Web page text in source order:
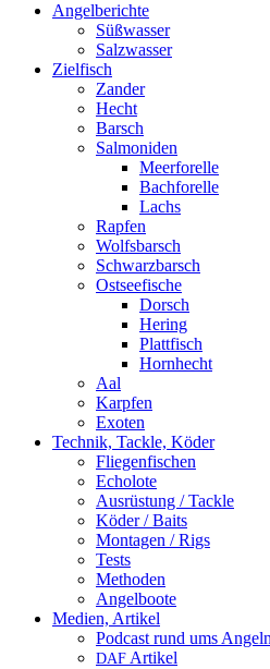
Angelberichte
Süßwasser
Salzwasser
Zielfisch
Zander
Hecht
Barsch
Salmoniden
Meerforelle
Bachforelle
Lachs
Rapfen
Wolfsbarsch
Schwarzbarsch
Ostseefische
Dorsch
Hering
Plattfisch
Hornhecht
Aal
Karpfen
Exoten
Technik, Tackle, Köder
Fliegenfischen
Echolote
Ausrüstung / Tackle
Köder / Baits
Montagen / Rigs
Tests
Methoden
Angelboote
Medien, Artikel
Podcast rund ums Angeln
DAF Artikel